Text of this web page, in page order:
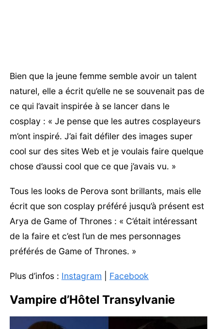
Bien que la jeune femme semble avoir un talent
naturel, elle a écrit qu’elle ne se souvenait pas de
ce qui l’avait inspirée à se lancer dans le
cosplay : « Je pense que les autres cosplayeurs
m’ont inspiré. J’ai fait défiler des images super
cool sur des sites Web et je voulais faire quelque
chose d’aussi cool que ce que j’avais vu. »
Tous les looks de Perova sont brillants, mais elle
écrit que son cosplay préféré jusqu’à présent est
Arya de Game of Thrones : « C’était intéressant
de la faire et c’est l’un de mes personnages
préférés de Game of Thrones. »
Plus d’infos : Instagram Facebook
Vampire d’Hôtel Transylvanie